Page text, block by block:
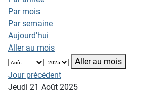
Par mois
Par semaine
Aujourd'hui
Aller au mois
Aller au mois
Jour précédent
Jeudi 21 Août 2025